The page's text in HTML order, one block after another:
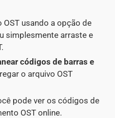
OST usando a opção de
simplesmente arraste e
códigos de barras e
o arquivo OST
pode ver os códigos de
OST online.